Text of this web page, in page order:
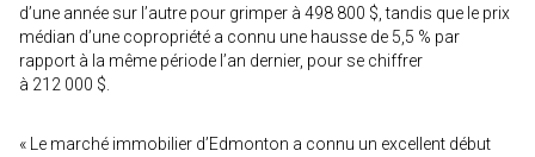
d’une année sur l’autre pour grimper à 498 800 $, tandis que le prix
médian d’une copropriété a connu une hausse de 5,5 % par
rapport à la même période l’an dernier, pour se chiffrer
à 212 000 $.
« Le marché immobilier d’Edmonton a connu un excellent début